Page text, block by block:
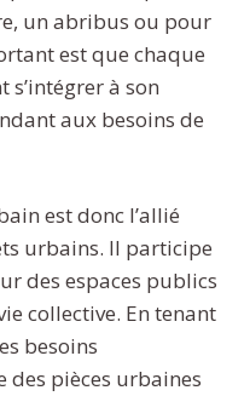
un abribus ou pour
est que chaque
à son
aux besoins de
est donc l’allié
urbains. Il participe
des espaces publics
collective. En tenant
besoins
pièces urbaines